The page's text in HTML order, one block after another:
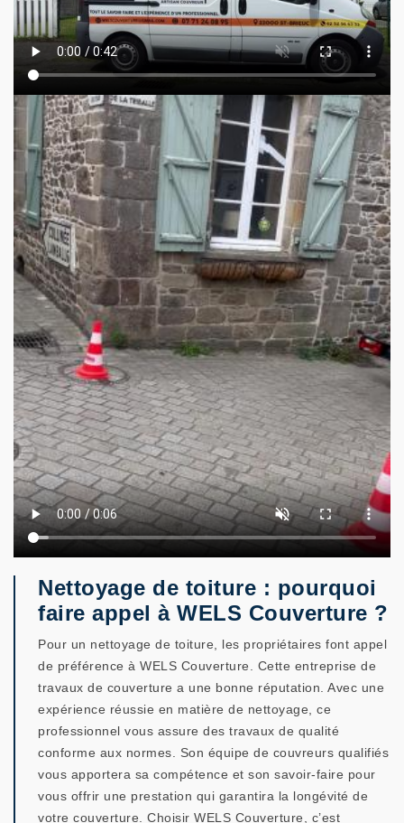
Nettoyage de toiture : pourquoi
faire appel à WELS Couverture ?
Pour un nettoyage de toiture, les propriétaires font appel
de préférence à WELS Couverture. Cette entreprise de
travaux de couverture a une bonne réputation. Avec une
expérience réussie en matière de nettoyage, ce
professionnel vous assure des travaux de qualité
conforme aux normes. Son équipe de couvreurs qualifiés
vous apportera sa compétence et son savoir-faire pour
vous offrir une prestation qui garantira la longévité de
votre couverture. Choisir WELS Couverture, c’est